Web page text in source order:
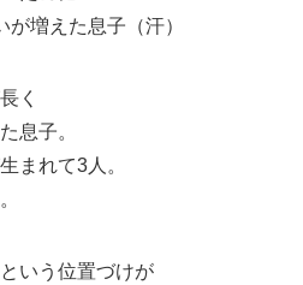
増えた息子（汗）
く
息子。
まれて3人。
いう位置づけが